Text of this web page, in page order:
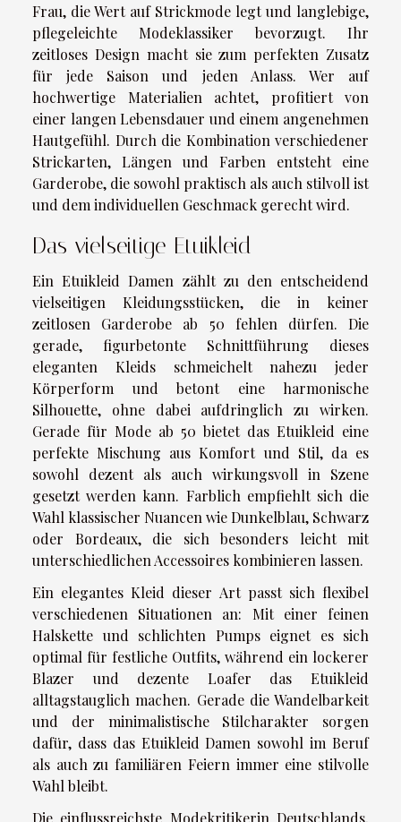
Frau, die Wert auf Strickmode legt und langlebige,
pflegeleichte Modeklassiker bevorzugt. Ihr
zeitloses Design macht sie zum perfekten Zusatz
für jede Saison und jeden Anlass. Wer auf
hochwertige Materialien achtet, profitiert von
einer langen Lebensdauer und einem angenehmen
Hautgefühl. Durch die Kombination verschiedener
Strickarten, Längen und Farben entsteht eine
Garderobe, die sowohl praktisch als auch stilvoll ist
und dem individuellen Geschmack gerecht wird.
Das vielseitige Etuikleid
Ein Etuikleid Damen zählt zu den entscheidend
vielseitigen Kleidungsstücken, die in keiner
zeitlosen Garderobe ab 50 fehlen dürfen. Die
gerade, figurbetonte Schnittführung dieses
eleganten Kleids schmeichelt nahezu jeder
Körperform und betont eine harmonische
Silhouette, ohne dabei aufdringlich zu wirken.
Gerade für Mode ab 50 bietet das Etuikleid eine
perfekte Mischung aus Komfort und Stil, da es
sowohl dezent als auch wirkungsvoll in Szene
gesetzt werden kann. Farblich empfiehlt sich die
Wahl klassischer Nuancen wie Dunkelblau, Schwarz
oder Bordeaux, die sich besonders leicht mit
unterschiedlichen Accessoires kombinieren lassen.
Ein elegantes Kleid dieser Art passt sich flexibel
verschiedenen Situationen an: Mit einer feinen
Halskette und schlichten Pumps eignet es sich
optimal für festliche Outfits, während ein lockerer
Blazer und dezente Loafer das Etuikleid
alltagstauglich machen. Gerade die Wandelbarkeit
und der minimalistische Stilcharakter sorgen
dafür, dass das Etuikleid Damen sowohl im Beruf
als auch zu familiären Feiern immer eine stilvolle
Wahl bleibt.
Die einflussreichste Modekritikerin Deutschlands,